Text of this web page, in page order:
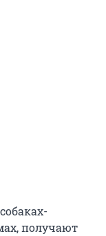
получают